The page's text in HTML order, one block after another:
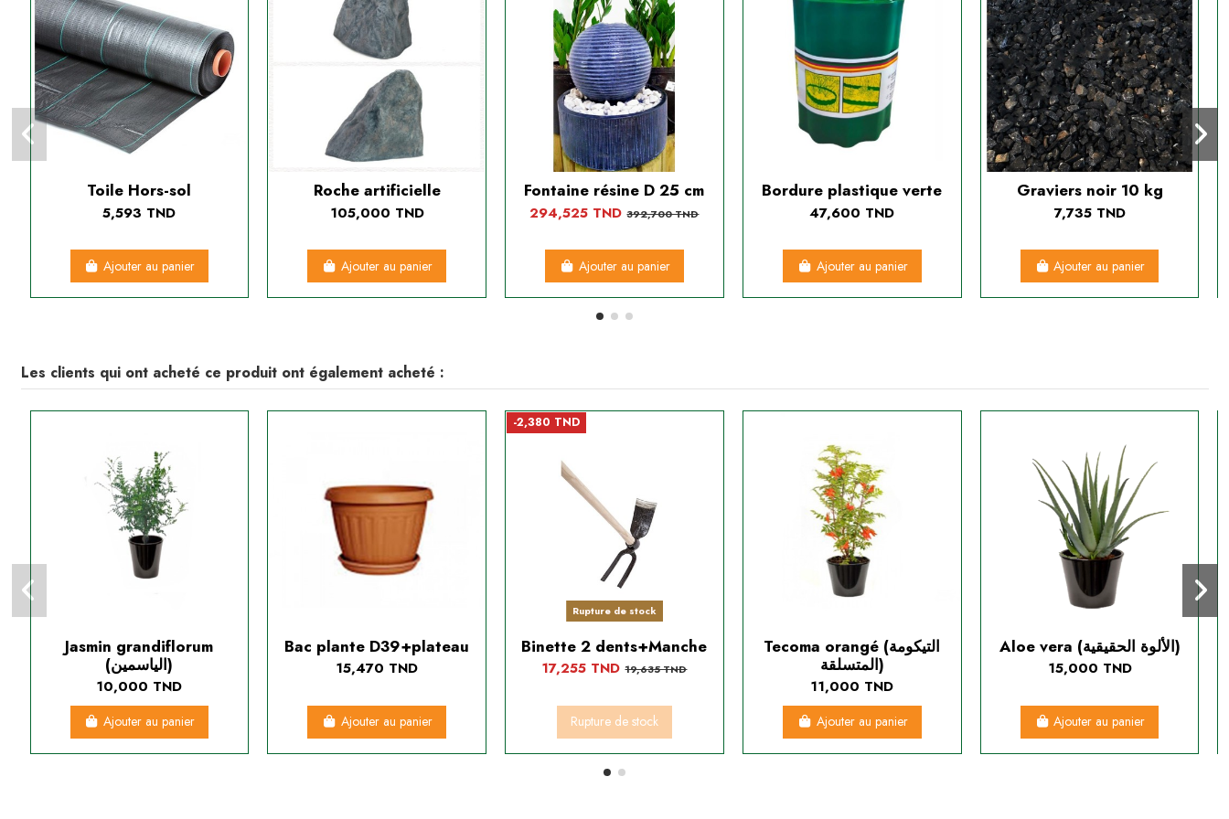
Toile Hors-sol
5,593 TND
Ajouter au panier
Roche artificielle
105,000 TND
Ajouter au panier
Fontaine résine D 25 cm
294,525 TND392,700 TND
Ajouter au panier
Bordure plastique verte
47,600 TND
Ajouter au panier
Graviers noir 10 kg
7,735 TND
Ajouter au panier
Les clients qui ont acheté ce produit ont également acheté :
Jasmin grandiflorum
(الياسمين)
10,000 TND
Ajouter au panier
Bac plante D39+plateau
15,470 TND
Ajouter au panier
-2,380 TND
Rupture de stock
Binette 2 dents+Manche
17,255 TND19,635 TND
Rupture de stock
Tecoma orangé (التيكومة
المتسلقة)
11,000 TND
Ajouter au panier
Aloe vera (الألوة الحقيقية)
15,000 TND
Ajouter au panier